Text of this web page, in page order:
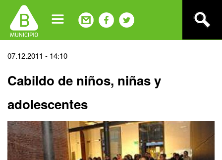
navigation
Back
top
07.12.2011 - 14:10
Cabildo de niños, niñas y
adolescentes